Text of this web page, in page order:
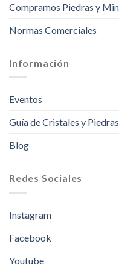
Compramos Piedras y
Normas Comerciales
Información
Eventos
Guía de Cristales y Piedras
Blog
Redes Sociales
Instagram
Facebook
Youtube